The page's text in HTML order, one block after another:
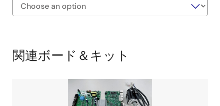
solution/50
Diagram
関連ボード＆キット